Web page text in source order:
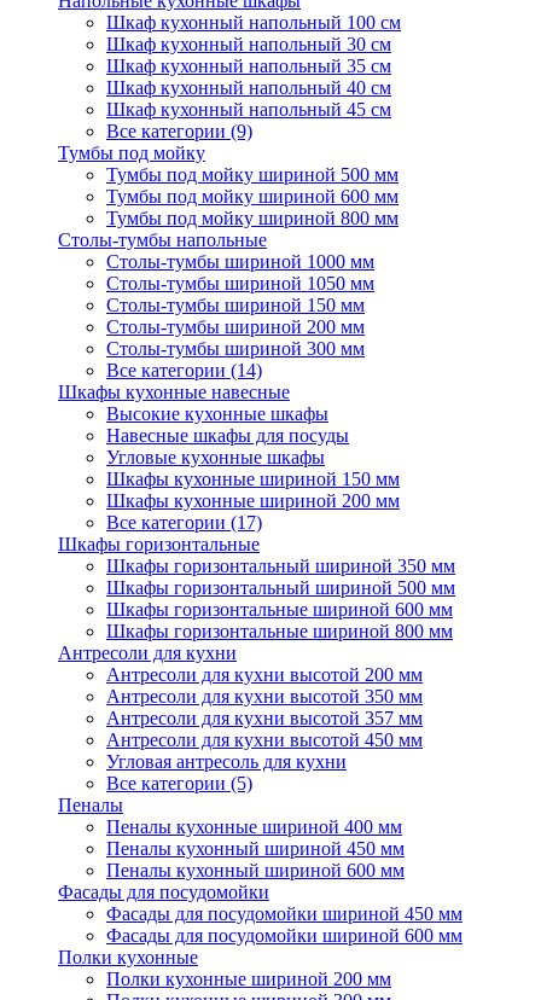
Шкаф кухонный напольный 100 см
Шкаф кухонный напольный 30 см
Шкаф кухонный напольный 35 см
Шкаф кухонный напольный 40 см
Шкаф кухонный напольный 45 см
Все категории (9)
Тумбы под мойку
Тумбы под мойку шириной 500 мм
Тумбы под мойку шириной 600 мм
Тумбы под мойку шириной 800 мм
Столы-тумбы напольные
Столы-тумбы шириной 1000 мм
Столы-тумбы шириной 1050 мм
Столы-тумбы шириной 150 мм
Столы-тумбы шириной 200 мм
Столы-тумбы шириной 300 мм
Все категории (14)
Шкафы кухонные навесные
Высокие кухонные шкафы
Навесные шкафы для посуды
Угловые кухонные шкафы
Шкафы кухонные шириной 150 мм
Шкафы кухонные шириной 200 мм
Все категории (17)
Шкафы горизонтальные
Шкафы горизонтальный шириной 350 мм
Шкафы горизонтальный шириной 500 мм
Шкафы горизонтальные шириной 600 мм
Шкафы горизонтальные шириной 800 мм
Антресоли для кухни
Антресоли для кухни высотой 200 мм
Антресоли для кухни высотой 350 мм
Антресоли для кухни высотой 357 мм
Антресоли для кухни высотой 450 мм
Угловая антресоль для кухни
Все категории (5)
Пеналы
Пеналы кухонные шириной 400 мм
Пеналы кухонный шириной 450 мм
Пеналы кухонный шириной 600 мм
Фасады для посудомойки
Фасады для посудомойки шириной 450 мм
Фасады для посудомойки шириной 600 мм
Полки кухонные
Полки кухонные шириной 200 мм